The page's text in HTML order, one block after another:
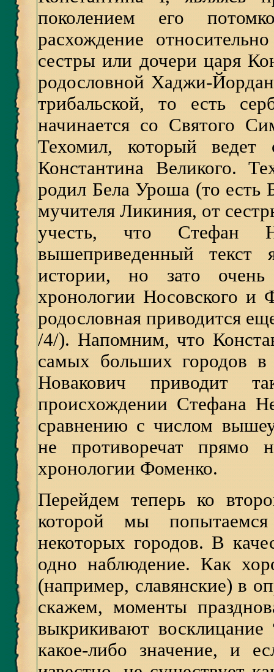
поколением его
расхождение
сестры или дочери царя
родословной Хаджи-
трибальской, то есть
начинается со Святого
Техомил, который ведет
Константина Великого.
родил Бела Уроша (то
мучителя Ликиния, от
учесть, что Стефан
вышеприведенный текст
истории, но зато очень
хронологии Носовского и
родословная приводится
/4/). Напомним, что
самых больших городов
Новакович приводит
происхождении Стефана
сравнению с числом
не противоречат прямо
хронологии Фоменко.
Перейдем теперь ко
которой мы попытаемся
некоторых городов. В
одно наблюдение. Как
(например, славянские) в
скажем, моменты
выкрикивают
какое-либо значение, и